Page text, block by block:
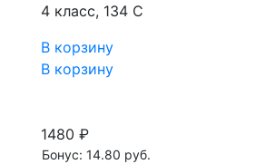
4 класс, 134 С
В корзину
В корзину
1480 ₽
Бонус: 14.80 руб.